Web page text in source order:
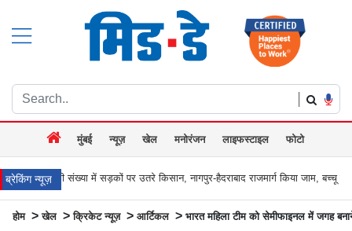
|
मुंबई न्यूज़ खेल मनोरंजन लाइफस्टाइल फोटो
ब्रेकिंग न्यूज़
सड़कों पर उतरे किसान, नागपुर-हैदराबाद राजमार्ग किया जाम, बच्चू कडू बोले `अब आर-पार की
होम >खेल >क्रिकेट न्यूज़ > आर्टिकल > भारत महिला टीम को सेमीफाइनल में जगह